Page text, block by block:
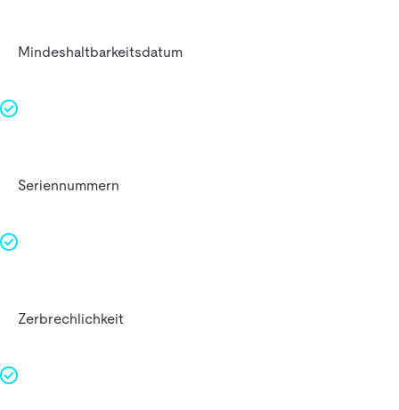
Mindeshaltbarkeitsdatum
Seriennummern
Zerbrechlichkeit